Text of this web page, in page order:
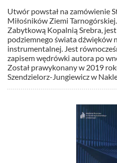
Utwór powstał na zamówienie
Miłośników Ziemi
Zabytkową Kopalnią Srebra,
podziemnego świata dźwięków
instrumentalnej. Jest
zapisem wędrówki autora po
Został prawykonany w 2019
Szendzielorz-Jungiewicz w